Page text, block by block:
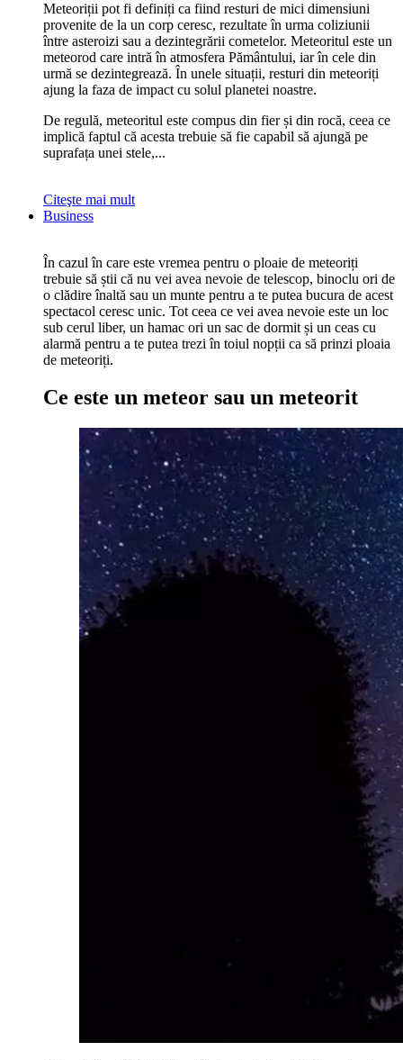
Meteoriții pot fi definiți ca fiind resturi de mici dimensiuni
provenite de la un corp ceresc, rezultate în urma coliziunii
între asteroizi sau a dezintegrării cometelor. Meteoritul este un
meteorod care intră în atmosfera Pământului, iar în cele din
urmă se dezintegrează. În unele situații, resturi din meteoriți
ajung la faza de impact cu solul planetei noastre.
De regulă, meteoritul este compus din fier și din rocă, ceea ce
implică faptul că acesta trebuie să fie capabil să ajungă pe
suprafața unei stele,...
Citeşte mai mult
Business
În cazul în care este vremea pentru o ploaie de meteoriți
trebuie să știi că nu vei avea nevoie de telescop, binoclu ori de
o clădire înaltă sau un munte pentru a te putea bucura de acest
spectacol ceresc unic. Tot ceea ce vei avea nevoie este un loc
sub cerul liber, un hamac ori un sac de dormit și un ceas cu
alarmă pentru a te putea trezi în toiul nopții ca să prinzi ploaia
de meteoriți.
Ce este un meteor sau un meteorit